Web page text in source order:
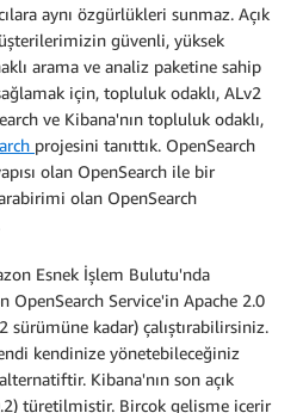
aynı özgürlükleri sunmaz. Açık
güvenli, yüksek
arama ve analiz paketine sahip
için, topluluk odaklı, ALv2
ve Kibana'nın topluluk odaklı,
projesini tanıttık. OpenSearch
olan OpenSearch ile bir
olan OpenSearch
Esnek İşlem Bulutu'nda
OpenSearch Service'in Apache 2.0
sürümüne kadar) çalıştırabilirsiniz.
kendinize yönetebileceğiniz
Kibana'nın son açık
türetilmiştir. Birçok gelişme içerir